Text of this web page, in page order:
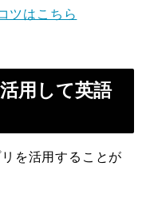
ツはこちら
用して英語
を活用することが